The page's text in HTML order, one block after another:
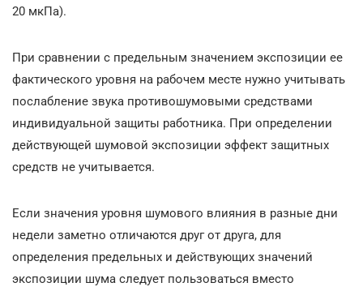
20 мкПа).
При сравнении с предельным значением экспозиции ее
фактического уровня на рабочем месте нужно учитывать
послабление звука противошумовыми средствами
индивидуальной защиты работника. При определении
действующей шумовой экспозиции эффект защитных
средств не учитывается.
Если значения уровня шумового влияния в разные дни
недели заметно отличаются друг от друга, для
определения предельных и действующих значений
экспозиции шума следует пользоваться вместо